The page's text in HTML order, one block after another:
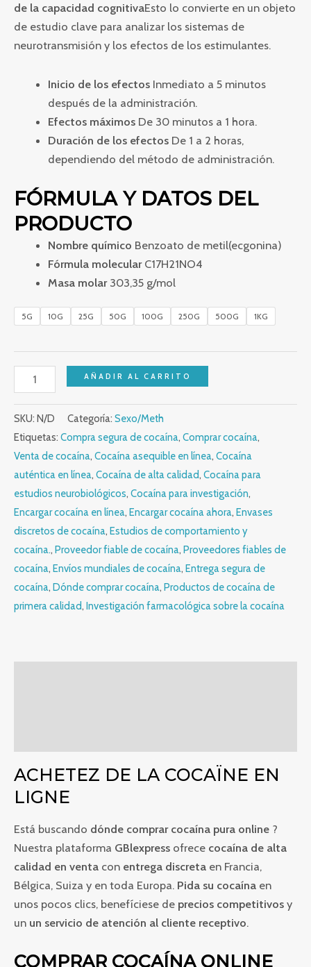
de la capacidad cognitivaEsto lo convierte en un objeto
de estudio clave para analizar los sistemas de
neurotransmisión y los efectos de los estimulantes.
Inicio de los efectos Inmediato a 5 minutos
después de la administración.
Efectos máximos De 30 minutos a 1 hora.
Duración de los efectos De 1 a 2 horas,
dependiendo del método de administración.
FÓRMULA Y DATOS DEL
PRODUCTO
Nombre químico Benzoato de metil(ecgonina)
Fórmula molecularC17H21NO4
Masa molar303,35 g/mol
5G 10G 25G 50G 100G 250G 500G 1KG
AÑADIR AL CARRITO
SKU: N/D Categoría: Sexo/Meth
Etiquetas: Compra segura de cocaína, Comprar cocaína,
Venta de cocaína, Cocaína asequible en línea, Cocaína
auténtica en línea, Cocaína de alta calidad, Cocaína para
estudios neurobiológicos, Cocaína para investigación,
Encargar cocaína en línea, Encargar cocaína ahora, Envases
discretos de cocaína, Estudios de comportamiento y
cocaína., Proveedor fiable de cocaína, Proveedores fiables de
cocaína, Envíos mundiales de cocaína, Entrega segura de
cocaína, Dónde comprar cocaína, Productos de cocaína de
primera calidad, Investigación farmacológica sobre la cocaína
ACHETEZ DE LA COCAÏNE EN
LIGNE
Está buscando dónde comprar cocaína pura online ?
Nuestra plataforma GBlexpress ofrece cocaína de alta
calidad en venta con entrega discreta en Francia,
Bélgica, Suiza y en toda Europa. Pida su cocaína en
unos pocos clics, benefíciese de precios competitivos y
un un servicio de atención al cliente receptivo.
COMPRAR COCAÍNA ONLINE